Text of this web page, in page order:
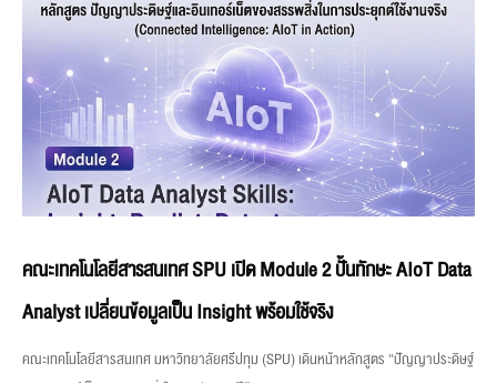
คณะเทคโนโลยีสารสนเทศ SPU เปิด Module 2 ปั้นทักษะ AIoT Data
Analyst เปลี่ยนข้อมูลเป็น Insight พร้อมใช้จริง
คณะเทคโนโลยีสารสนเทศ มหาวิทยาลัยศรีปทุม (SPU) เดินหน้าหลักสูตร “ปัญญาประดิษฐ์